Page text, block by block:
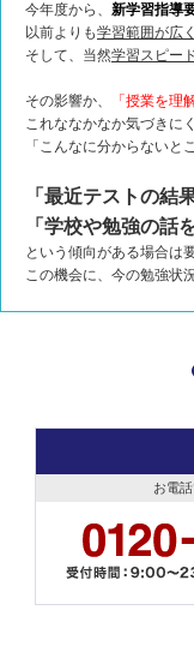
今年度から、 新学習指導
以前よりも学習範囲が広
そして、当然学習スピー
その影響か、
「授業を
これななかなか気づきに
「こんなに分からない
「最近テストの結
「学校や勉強の話
という傾向がある場合は
この機会に、今の勉強状
お電